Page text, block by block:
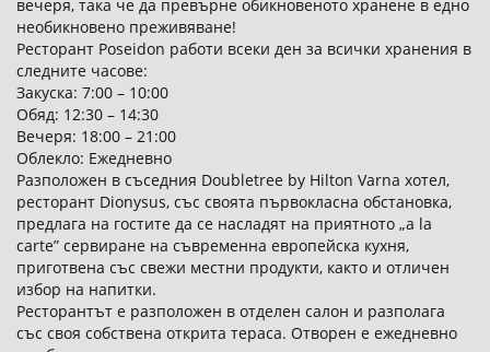
вечеря, така че да превърне обикновеното хранене в едно
необикновено преживяване!
Ресторант Poseidon работи всеки ден за всички хранения в
следните часове:
Закуска: 7:00 – 10:00
Обяд: 12:30 – 14:30
Вечеря: 18:00 – 21:00
Облекло: Ежедневно
Разположен в съседния Doubletree by Hilton Varna хотел,
ресторант Dionysus, със своята първокласна обстановка,
предлага на гостите да се насладят на приятното „a la
carte” сервиране на съвременна европейска кухня,
приготвена със свежи местни продукти, както и отличен
избор на напитки.
Ресторантът е разположен в отделен салон и разполага
със своя собствена открита тераса. Отворен е ежедневно